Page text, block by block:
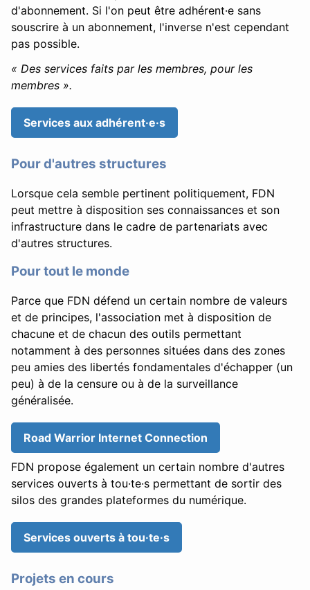
d'abonnement. Si l'on peut être adhérent·e sans
souscrire à un abonnement, l'inverse n'est cependant
pas possible.
« Des services faits par les membres, pour les
membres ».
Services aux adhérent·e·s
Pour d'autres structures
Lorsque cela semble pertinent politiquement, FDN
peut mettre à disposition ses connaissances et son
infrastructure dans le cadre de partenariats avec
d'autres structures.
Pour tout le monde
Parce que FDN défend un certain nombre de valeurs
et de principes, l'association met à disposition de
chacune et de chacun des outils permettant
notamment à des personnes situées dans des zones
peu amies des libertés fondamentales d'échapper (un
peu) à de la censure ou à de la surveillance
généralisée.
Road Warrior Internet Connection
FDN propose également un certain nombre d'autres
services ouverts à tou·te·s permettant de sortir des
silos des grandes plateformes du numérique.
Services ouverts à tou·te·s
Projets en cours